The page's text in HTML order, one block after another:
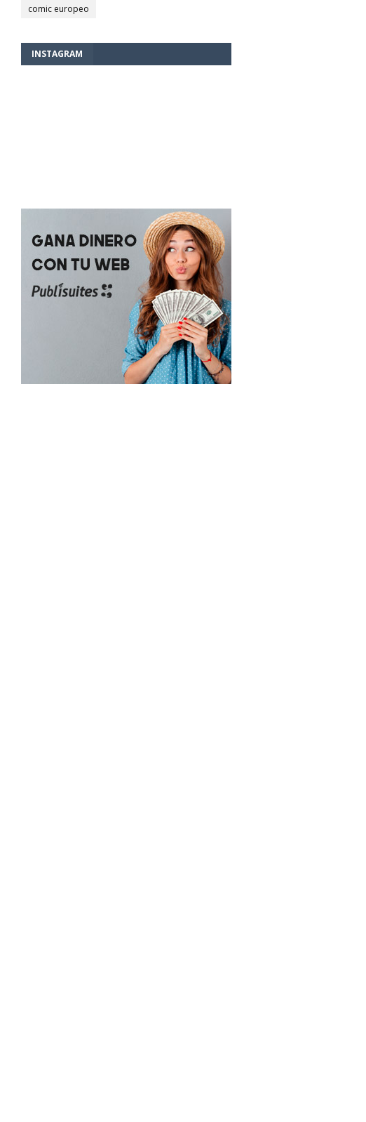
comic europeo
INSTAGRAM